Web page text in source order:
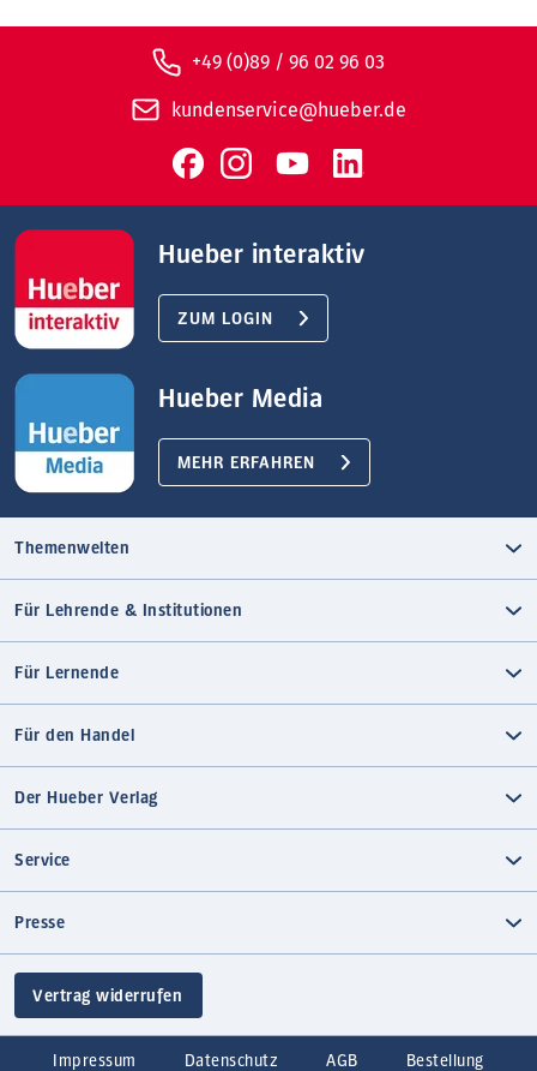
+49 (0)89 / 96 02 96 03
kundenservice@hueber.de
Hueber interaktiv
ZUM LOGIN
Hueber Media
MEHR ERFAHREN
Themenwelten
Für Lehrende & Institutionen
Für Lernende
Für den Handel
Der Hueber Verlag
Service
Presse
Vertrag widerrufen
Impressum Datenschutz AGB Bestellung